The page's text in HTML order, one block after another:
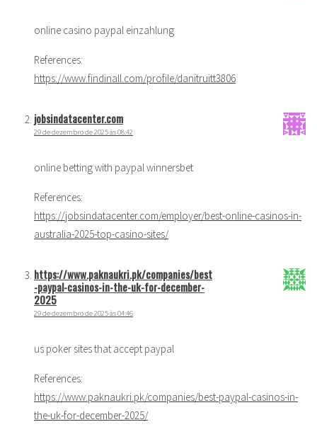
online casino paypal einzahlung
References:
https://www.findinall.com/profile/danitruitt3806
jobsindatacenter.com
29 de dezembro de 2025 às 08:42
online betting with paypal winnersbet
References:
https://jobsindatacenter.com/employer/best-online-casinos-in-
australia-2025-top-casino-sites/
https://www.paknaukri.pk/companies/best
-paypal-casinos-in-the-uk-for-december-
2025
29 de dezembro de 2025 às 04:46
us poker sites that accept paypal
References:
https://www.paknaukri.pk/companies/best-paypal-casinos-in-
the-uk-for-december-2025/